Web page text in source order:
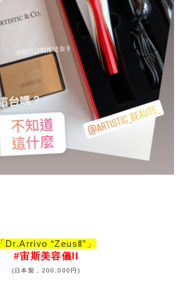
「Dr.Arrivo “ZeusⅡ”」
#宙斯美容儀II
(日本製，200,000円)